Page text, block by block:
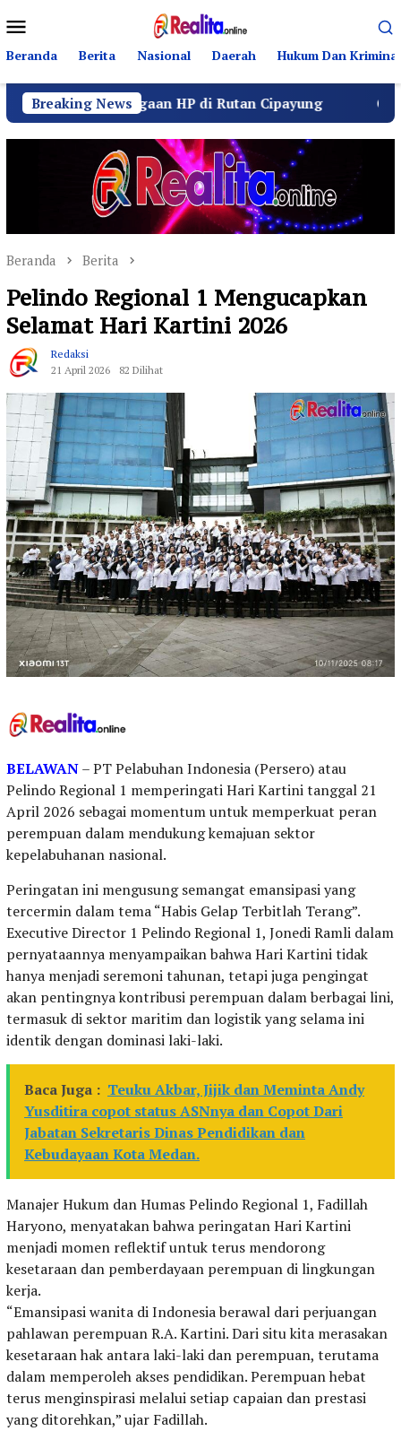
ke
kontenMobile
Beranda Berita Nasional Daerah Hukum Dan Kriminal
Breaking News
Dugaan HP di Rutan Cipayung Operasi
Beranda Berita
Pelindo Regional 1 Mengucapkan
Selamat Hari Kartini 2026
Redaksi
21 April 2026
82 Dilihat
BELAWAN– PT Pelabuhan Indonesia (Persero) atau
Pelindo Regional 1 memperingati Hari Kartini tanggal 21
April 2026 sebagai momentum untuk memperkuat peran
perempuan dalam mendukung kemajuan sektor
kepelabuhanan nasional.
Peringatan ini mengusung semangat emansipasi yang
tercermin dalam tema “Habis Gelap Terbitlah Terang”.
Executive Director 1 Pelindo Regional 1, Jonedi Ramli dalam
pernyataannya menyampaikan bahwa Hari Kartini tidak
hanya menjadi seremoni tahunan, tetapi juga pengingat
akan pentingnya kontribusi perempuan dalam berbagai lini,
termasuk di sektor maritim dan logistik yang selama ini
identik dengan dominasi laki-laki.
Baca Juga : Teuku Akbar, Jijik dan Meminta Andy
Yusditira copot status ASNnya dan Copot Dari
Jabatan Sekretaris Dinas Pendidikan dan
Kebudayaan Kota Medan.
Manajer Hukum dan Humas Pelindo Regional 1, Fadillah
Haryono, menyatakan bahwa peringatan Hari Kartini
menjadi momen reflektif untuk terus mendorong
kesetaraan dan pemberdayaan perempuan di lingkungan
kerja.
“Emansipasi wanita di Indonesia berawal dari perjuangan
pahlawan perempuan R.A. Kartini. Dari situ kita merasakan
kesetaraan hak antara laki-laki dan perempuan, terutama
dalam memperoleh akses pendidikan. Perempuan hebat
terus menginspirasi melalui setiap capaian dan prestasi
yang ditorehkan,” ujar Fadillah.